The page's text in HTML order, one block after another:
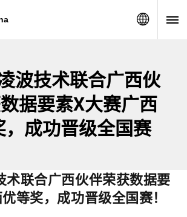
波技术联合广西伙
据要素X大赛广西
，成功晋级全国赛
术联合广西伙伴荣获数据要
等奖，成功晋级全国赛！